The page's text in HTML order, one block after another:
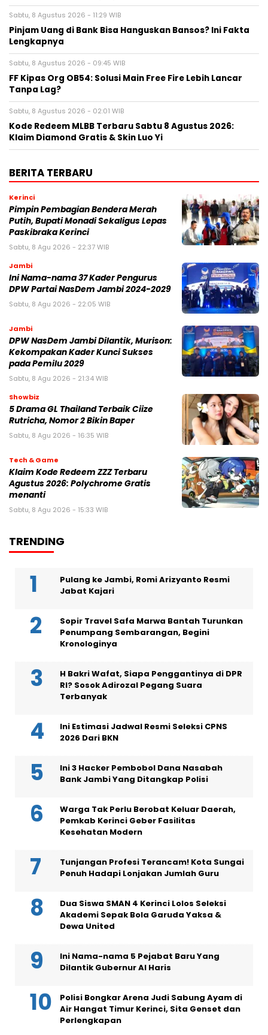
Sabtu, 8 Agustus 2026 - 11:29 WIB
Pinjam Uang di Bank Bisa Hanguskan Bansos? Ini Fakta
Lengkapnya
Sabtu, 8 Agustus 2026 - 09:45 WIB
FF Kipas Org OB54: Solusi Main Free Fire Lebih Lancar
Tanpa Lag?
Sabtu, 8 Agustus 2026 - 02:01 WIB
Kode Redeem MLBB Terbaru Sabtu 8 Agustus 2026:
Klaim Diamond Gratis & Skin Luo Yi
BERITA TERBARU
Kerinci
Pimpin Pembagian Bendera Merah
Putih, Bupati Monadi Sekaligus Lepas
Paskibraka Kerinci
Sabtu, 8 Agu 2026 - 22:37 WIB
Jambi
Ini Nama-nama 37 Kader Pengurus
DPW Partai NasDem Jambi 2024-2029
Sabtu, 8 Agu 2026 - 22:05 WIB
Jambi
DPW NasDem Jambi Dilantik, Murison:
Kekompakan Kader Kunci Sukses
pada Pemilu 2029
Sabtu, 8 Agu 2026 - 21:34 WIB
Showbiz
5 Drama GL Thailand Terbaik Ciize
Rutricha, Nomor 2 Bikin Baper
Sabtu, 8 Agu 2026 - 16:35 WIB
Tech & Game
Klaim Kode Redeem ZZZ Terbaru
Agustus 2026: Polychrome Gratis
menanti
Sabtu, 8 Agu 2026 - 15:33 WIB
TRENDING
Pulang ke Jambi, Romi Arizyanto Resmi
Jabat Kajari
Sopir Travel Safa Marwa Bantah Turunkan
Penumpang Sembarangan, Begini
Kronologinya
H Bakri Wafat, Siapa Penggantinya di DPR
RI? Sosok Adirozal Pegang Suara
Terbanyak
Ini Estimasi Jadwal Resmi Seleksi CPNS
2026 Dari BKN
Ini 3 Hacker Pembobol Dana Nasabah
Bank Jambi Yang Ditangkap Polisi
Warga Tak Perlu Berobat Keluar Daerah,
Pemkab Kerinci Geber Fasilitas
Kesehatan Modern
Tunjangan Profesi Terancam! Kota Sungai
Penuh Hadapi Lonjakan Jumlah Guru
Dua Siswa SMAN 4 Kerinci Lolos Seleksi
Akademi Sepak Bola Garuda Yaksa &
Dewa United
Ini Nama-nama 5 Pejabat Baru Yang
Dilantik Gubernur Al Haris
Polisi Bongkar Arena Judi Sabung Ayam di
Air Hangat Timur Kerinci, Sita Genset dan
Perlengkapan